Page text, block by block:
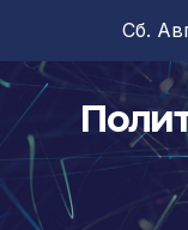
содержимому
Сб.